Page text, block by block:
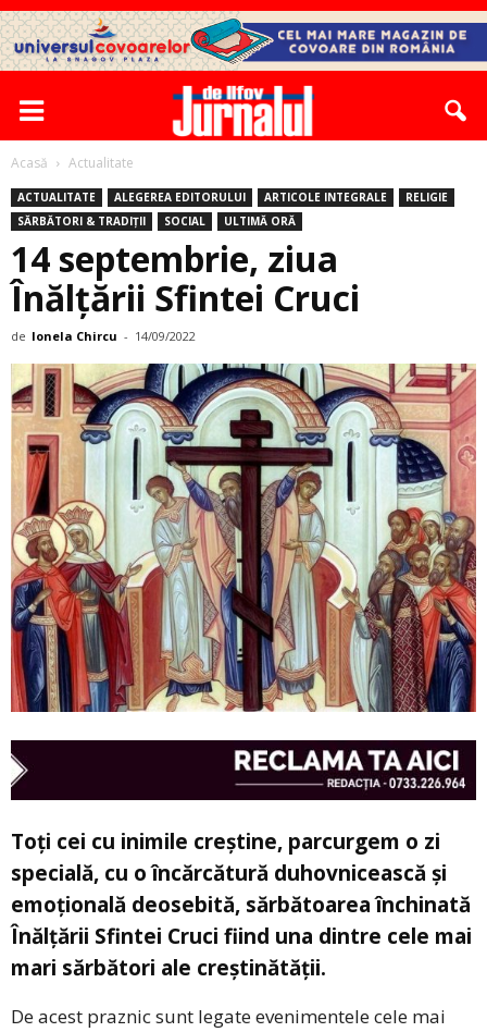
Acasă Actualitate
ACTUALITATE ALEGEREA EDITORULUI ARTICOLE INTEGRALE
RELIGIE
SĂRBĂTORI & TRADIȚII
SOCIAL ULTIMĂ ORĂ
14 septembrie, ziua
Înălţării Sfintei Cruci
de Ionela Chircu - 14/09/2022
Toți cei cu inimile creștine, parcurgem o zi
specială, cu o încărcătură duhovnicească și
emoțională deosebită, sărbătoarea închinată
Înălțării Sfintei Cruci fiind una dintre cele mai
mari sărbători ale creștinătății.
De acest praznic sunt legate evenimentele cele mai